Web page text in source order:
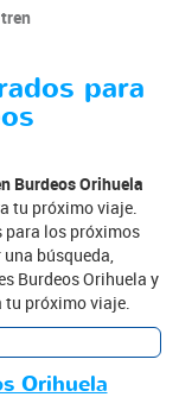
para
Burdeos Orihuela
tu próximo viaje.
para los próximos
búsqueda,
Burdeos Orihuela y
próximo viaje.
Orihuela